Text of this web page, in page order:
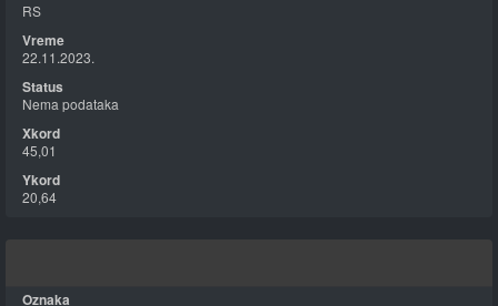
RS
22.11.2023.
Nema podataka
45,01
20,64